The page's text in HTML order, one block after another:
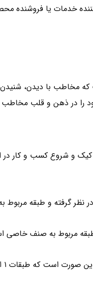
خدمات یا فروشنده
که مخاطب با دیدن،
را در ذهن و قلب مخاطب
کیک و شروع کسب و کار در
نظر گرفته و طبقه